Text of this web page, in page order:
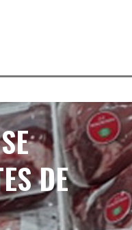
DE